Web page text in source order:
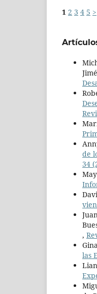
1 2 3 4 5 >
de
34
,
las